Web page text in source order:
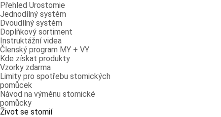
Přehled Urostomie
Jednodílný systém
Dvoudílný systém
Doplňkový sortiment
Instruktážní videa
Členský program MY + VY
Kde získat produkty
Vzorky zdarma
Limity pro spotřebu stomických
pomůcek
Návod na výměnu stomické
pomůcky
Život se stomií